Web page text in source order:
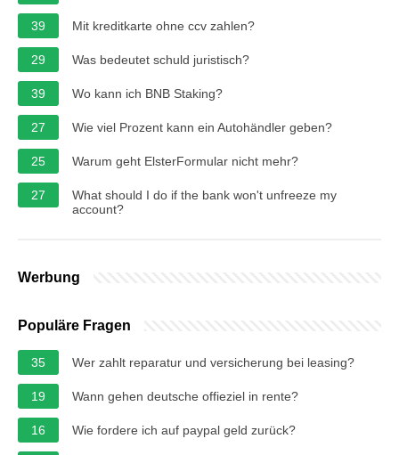
39 Mit kreditkarte ohne ccv zahlen?
29 Was bedeutet schuld juristisch?
39 Wo kann ich BNB Staking?
27 Wie viel Prozent kann ein Autohändler geben?
25 Warum geht ElsterFormular nicht mehr?
27
What should I do if the bank won't unfreeze my
account?
Werbung
Populäre Fragen
35 Wer zahlt reparatur und versicherung bei leasing?
19 Wann gehen deutsche offieziel in rente?
16 Wie fordere ich auf paypal geld zurück?